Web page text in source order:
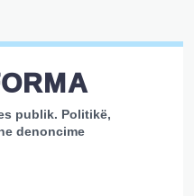
publik. Politikë,
denoncime